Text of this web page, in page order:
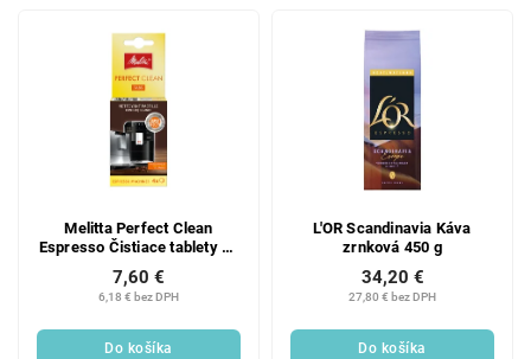
Melitta Perfect Clean
Espresso Čistiace tablety do
kávovaru, 4 × 1,8 g
6,18 € bez DPH
7,60 €
Do košíka
L'OR Scandinavia Káva
zrnková 450 g
27,80 € bez DPH
34,20 €
Do košíka